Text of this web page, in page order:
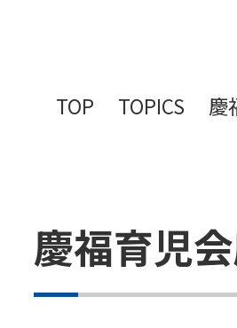
TOP TOPICS 慶
慶福育児